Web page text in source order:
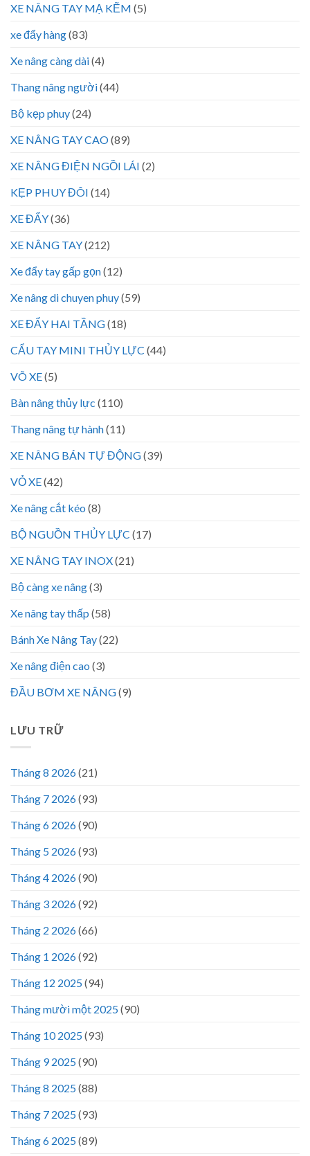
XE NÂNG TAY MẠ KẼM (5)
xe đẩy hàng(83)
Xe nâng càng dài(4)
Thang nâng người(44)
Bộ kẹp phuy(24)
XE NÂNG TAY CAO(89)
XE NÂNG ĐIỆN NGỒI LÁI (2)
KẸP PHUY ĐÔI (14)
XE ĐẨY(36)
XE NÂNG TAY(212)
Xe đẩy tay gấp gọn(12)
Xe nâng di chuyen phuy(59)
XE ĐẨY HAI TẦNG(18)
CẨU TAY MINI THỦY LỰC (44)
VÕ XE(5)
Bàn nâng thủy lực (110)
Thang nâng tự hành(11)
XE NÂNG BÁN TỰ ĐỘNG(39)
VỎ XE(42)
Xe nâng cắt kéo (8)
BỘ NGUỒN THỦY LỰC (17)
XE NÂNG TAY INOX(21)
Bộ càng xe nâng(3)
Xe nâng tay thấp (58)
Bánh Xe Nâng Tay(22)
Xe nâng điện cao (3)
ĐẦU BƠM XE NÂNG(9)
LƯU TRỮ
Tháng 8 2026(21)
Tháng 7 2026(93)
Tháng 6 2026(90)
Tháng 5 2026(93)
Tháng 4 2026(90)
Tháng 3 2026(92)
Tháng 2 2026(66)
Tháng 1 2026(92)
Tháng 12 2025(94)
Tháng mười một 2025(90)
Tháng 10 2025(93)
Tháng 9 2025(90)
Tháng 8 2025(88)
Tháng 7 2025(93)
Tháng 6 2025(89)